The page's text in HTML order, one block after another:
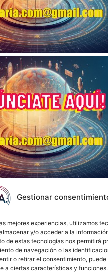
Gestionar
mejores experiencias, utilizamos
y/o acceder a la
de estas tecnologías nos permitirá
de navegación o las
o retirar el consentimiento,
a ciertas características y funciones.